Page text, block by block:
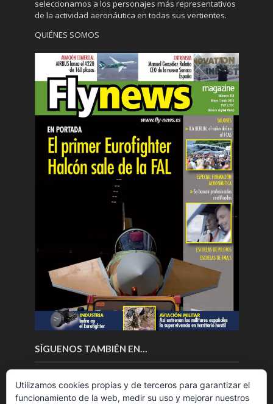
seleccionamos a los personajes más representativos
de la actividad aeronáutica en todas sus vertientes.
QUIÉNES SOMOS
SÍGUENOS TAMBIÉN EN…
Utilizamos cookies propias y de terceros para garantizar el
funcionamiento de la web, medir su uso y mejorar nuestros